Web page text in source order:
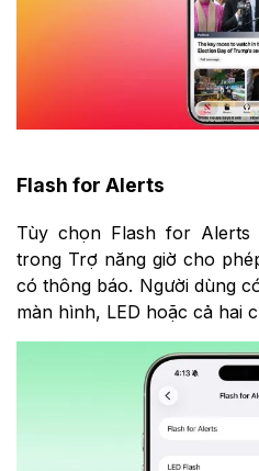
Flash for Alerts
Tùy chọn Flash for
trong Trợ năng giờ cho
có thông báo. Người dùng
màn hình, LED hoặc cả hai